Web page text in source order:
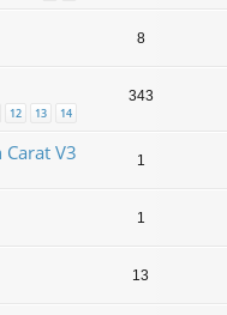
8
12 13 14
343
V3 1
1
13